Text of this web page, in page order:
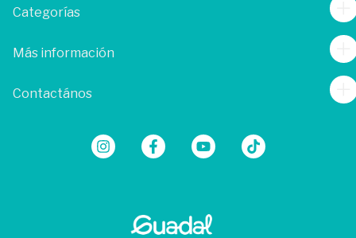
Categorías
Más información
Contactános